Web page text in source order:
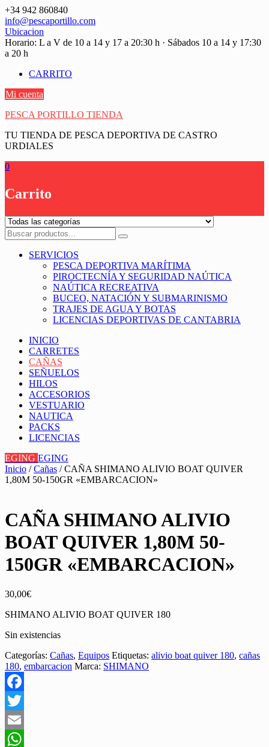
Saltar
contenido
+34 942 860840
info@pescaportillo.com
Ubicacion
Horario: L a V de 10 a 14 y 17 a 20:30 h · Sábados 10 a 14 y 17:30
a 20 h
CARRITO
Mi cuenta
PESCA PORTILLO TIENDA
TU TIENDA DE PESCA DEPORTIVA DE CASTRO
URDIALES
0
Carrito
SERVICIOS
PESCA DEPORTIVA MARÍTIMA
PIROCTECNÍA Y SEGURIDAD NAÚTICA
NAÚTICA RECREATIVA
BUCEO, NATACIÓN Y SUBMARINISMO
TRAJES DE AGUA Y BOTAS
LICENCIAS DEPORTIVAS DE CANTABRIA
INICIO
CARRETES
CAÑAS
SEÑUELOS
HILOS
ACCESORIOS
VESTUARIO
NAUTICA
PACKS
LICENCIAS
EGING EGING
Inicio /Cañas / CAÑA SHIMANO ALIVIO BOAT QUIVER
1,80M 50-150GR «EMBARCACION»
CAÑA SHIMANO ALIVIO
BOAT QUIVER 1,80M 50-
150GR «EMBARCACION»
30,00€
SHIMANO ALIVIO BOAT QUIVER 180
Sin existencias
Categorías: Cañas, Equipos Etiquetas: alivio boat quiver 180, cañas
180, embarcacion Marca: SHIMANO
Facebook
Twitter
Email